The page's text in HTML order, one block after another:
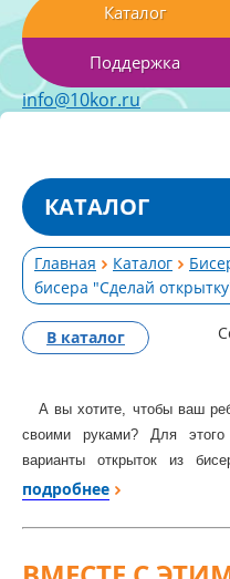
Каталог
Поддержка
info@10kor.ru
КАТАЛОГ
Главная Каталог
бисера "Сделай
В каталог
А вы хотите, чтобы ваш
своими руками? Для
варианты открыток из
подарить на любой праздник.
аккуратность,
подробнее